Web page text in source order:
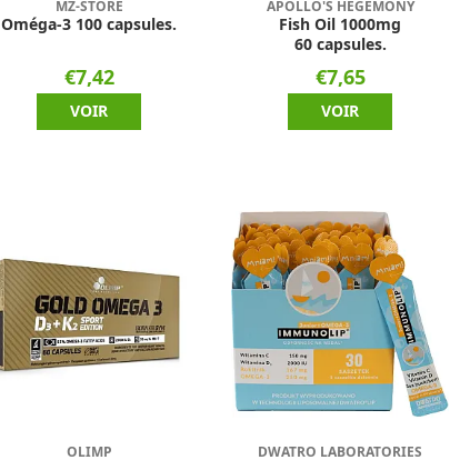
MZ-STORE
Oméga-3 100 capsules.
€7,42
VOIR
APOLLO'S HEGEMONY
Fish Oil 1000mg
60 capsules.
€7,65
VOIR
OLIMP DWATRO LABORATORIES